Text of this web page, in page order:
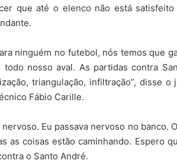
que até o elenco não está
ninguém no futebol, nós temos que
todo nosso aval. As partidas contra
triangulação, infiltração”, disse
Fábio Carille.
nervoso. Eu passava nervoso no banco.
as coisas estão caminhando. Espero
o Santo André.